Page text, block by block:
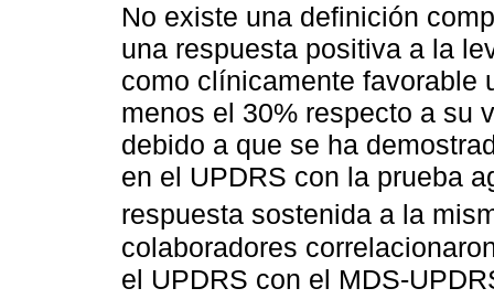
No existe una definición
una respuesta positiva a la
como clínicamente favorable
menos el 30% respecto a su
debido a que se ha
en el UPDRS con la prueba
respuesta sostenida a la
colaboradores
el UPDRS con el MDS-